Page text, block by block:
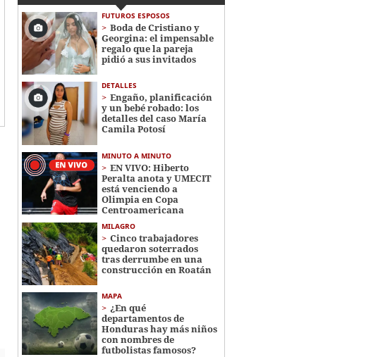
FUTUROS ESPOSOS
Boda de Cristiano y
Georgina: el impensable
regalo que la pareja
pidió a sus invitados
DETALLES
Engaño, planificación
y un bebé robado: los
detalles del caso María
Camila Potosí
MINUTO A MINUTO
EN VIVO: Hiberto
Peralta anota y UMECIT
está venciendo a
Olimpia en Copa
Centroamericana
MILAGRO
Cinco trabajadores
quedaron soterrados
tras derrumbe en una
construcción en Roatán
MAPA
¿En qué
departamentos de
Honduras hay más niños
con nombres de
futbolistas famosos?